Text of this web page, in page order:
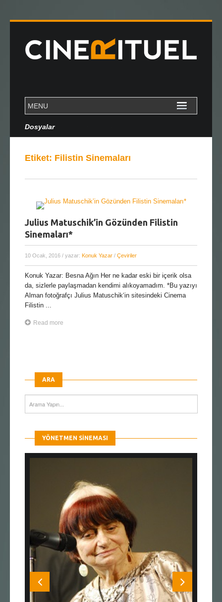
Dosyalar
Etiket: Filistin Sinemaları
Julius Matuschik’in Gözünden Filistin
Sinemaları*
10 Ocak, 2016 / yazar: Konuk Yazar / Çeviriler
Konuk Yazar: Besna Ağın Her ne kadar eski bir içerik olsa
da, sizlerle paylaşmadan kendimi alıkoyamadım. *Bu yazıyı
Alman fotoğrafçı Julius Matuschik‘in sitesindeki Cinema
Filistin ...
Read more
ARA
YÖNETMEN SINEMASI